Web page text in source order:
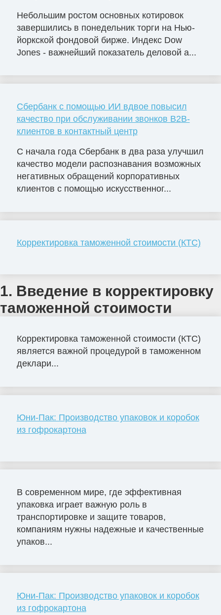
Небольшим ростом основных котировок
завершились в понедельник торги на Нью-
йоркской фондовой бирже. Индекс Dow
Jones - важнейший показатель деловой а...
Сбербанк с помощью ИИ вдвое повысил
качество при обслуживании звонков B2B-
клиентов в контактный центр
С начала года Сбербанк в два раза улучшил
качество модели распознавания возможных
негативных обращений корпоративных
клиентов с помощью искусственног...
Корректировка таможенной стоимости (КТС)
1. Введение в корректировку
таможенной стоимости
Корректировка таможенной стоимости (КТС)
является важной процедурой в таможенном
деклари...
Юни-Пак: Производство упаковок и коробок
из гофрокартона
В современном мире, где эффективная
упаковка играет важную роль в
транспортировке и защите товаров,
компаниям нужны надежные и качественные
упаков...
Юни-Пак: Производство упаковок и коробок
из гофрокартона